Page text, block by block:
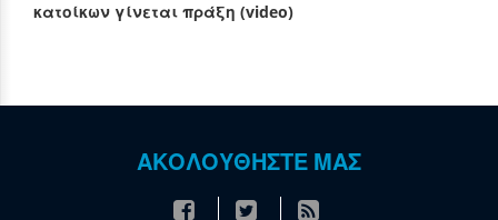
κατοίκων γίνεται πράξη (video)
ΑΚΟΛΟΥΘΗΣΤΕ ΜΑΣ